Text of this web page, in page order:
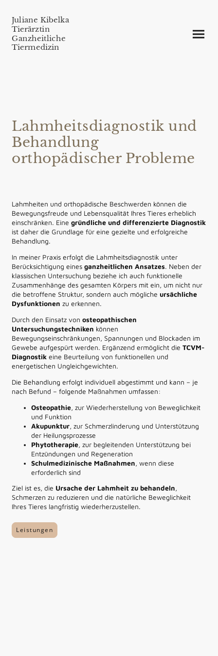
Juliane Kibelka
Tierärztin
Ganzheitliche
Tiermedizin
Lahmheitsdiagnostik und
Behandlung
orthopädischer Probleme
Lahmheiten und orthopädische Beschwerden können die
Bewegungsfreude und Lebensqualität Ihres Tieres erheblich
einschränken. Eine gründliche und differenzierte Diagnostik
ist daher die Grundlage für eine gezielte und erfolgreiche
Behandlung.
In meiner Praxis erfolgt die Lahmheitsdiagnostik unter
Berücksichtigung eines ganzheitlichen Ansatzes. Neben der
klassischen Untersuchung beziehe ich auch funktionelle
Zusammenhänge des gesamten Körpers mit ein, um nicht nur
die betroffene Struktur, sondern auch mögliche ursächliche
Dysfunktionen zu erkennen.
Durch den Einsatz von osteopathischen
Untersuchungstechniken können
Bewegungseinschränkungen, Spannungen und Blockaden im
Gewebe aufgespürt werden. Ergänzend ermöglicht die TCVM-
Diagnostik eine Beurteilung von funktionellen und
energetischen Ungleichgewichten.
Die Behandlung erfolgt individuell abgestimmt und kann – je
nach Befund – folgende Maßnahmen umfassen:
Osteopathie, zur Wiederherstellung von Beweglichkeit
und Funktion
Akupunktur, zur Schmerzlinderung und Unterstützung
der Heilungsprozesse
Phytotherapie, zur begleitenden Unterstützung bei
Entzündungen und Regeneration
Schulmedizinische Maßnahmen, wenn diese
erforderlich sind
Ziel ist es, die Ursache der Lahmheit zu behandeln,
Schmerzen zu reduzieren und die natürliche Beweglichkeit
Ihres Tieres langfristig wiederherzustellen.
Leistungen